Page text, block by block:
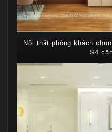
Nội thất phòng khách
S4